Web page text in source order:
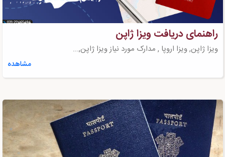
راهنمای دریافت ویزا ژاپن
ویزا ژاپن, ویزا اروپا , مدارک مورد نیاز ویزا ژاپن,...
مشاهده